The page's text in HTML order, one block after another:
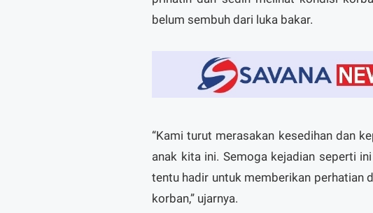
belum sembuh dari luka bakar.
“Kami turut merasakan kesedihan dan
anak kita ini. Semoga kejadian seperti
tentu hadir untuk memberikan perhatian
korban,” ujarnya.